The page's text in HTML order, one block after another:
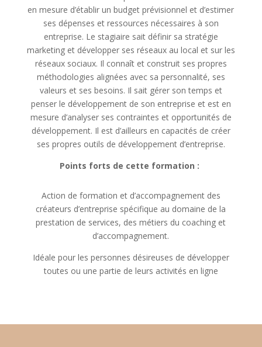
en mesure d’établir un budget prévisionnel et d’estimer
ses dépenses et ressources nécessaires à son
entreprise. Le stagiaire sait définir sa stratégie
marketing et développer ses réseaux au local et sur les
réseaux sociaux. Il connaît et construit ses propres
méthodologies alignées avec sa personnalité, ses
valeurs et ses besoins. Il sait gérer son temps et
penser le développement de son entreprise et est en
mesure d’analyser ses contraintes et opportunités de
développement. Il est d’ailleurs en capacités de créer
ses propres outils de développement d’entreprise.
Points forts de cette formation :
Action de formation et d’accompagnement des
créateurs d’entreprise spécifique au domaine de la
prestation de services, des métiers du coaching et
d’accompagnement.
Idéale pour les personnes désireuses de développer
toutes ou une partie de leurs activités en ligne